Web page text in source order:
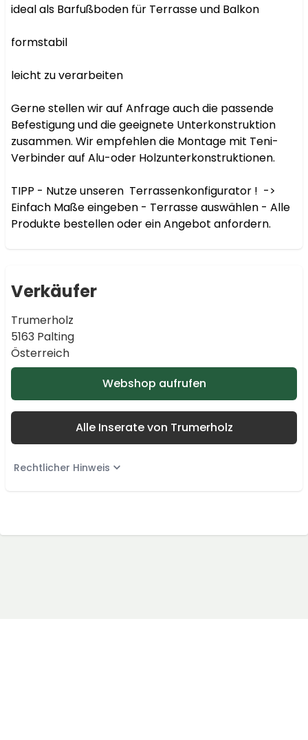
ideal als Barfußboden für Terrasse und Balkon
formstabil
leicht zu verarbeiten
Gerne stellen wir auf Anfrage auch die passende
Befestigung und die geeignete Unterkonstruktion
zusammen. Wir empfehlen die Montage mit Teni-
Verbinder auf Alu-oder Holzunterkonstruktionen.
TIPP - Nutze unseren  Terrassenkonfigurator !  ->
Einfach Maße eingeben - Terrasse auswählen - Alle
Produkte bestellen oder ein Angebot anfordern.
Verkäufer
Trumerholz
5163 Palting
Österreich
Webshop aufrufen
Alle Inserate von Trumerholz
Rechtlicher Hinweis